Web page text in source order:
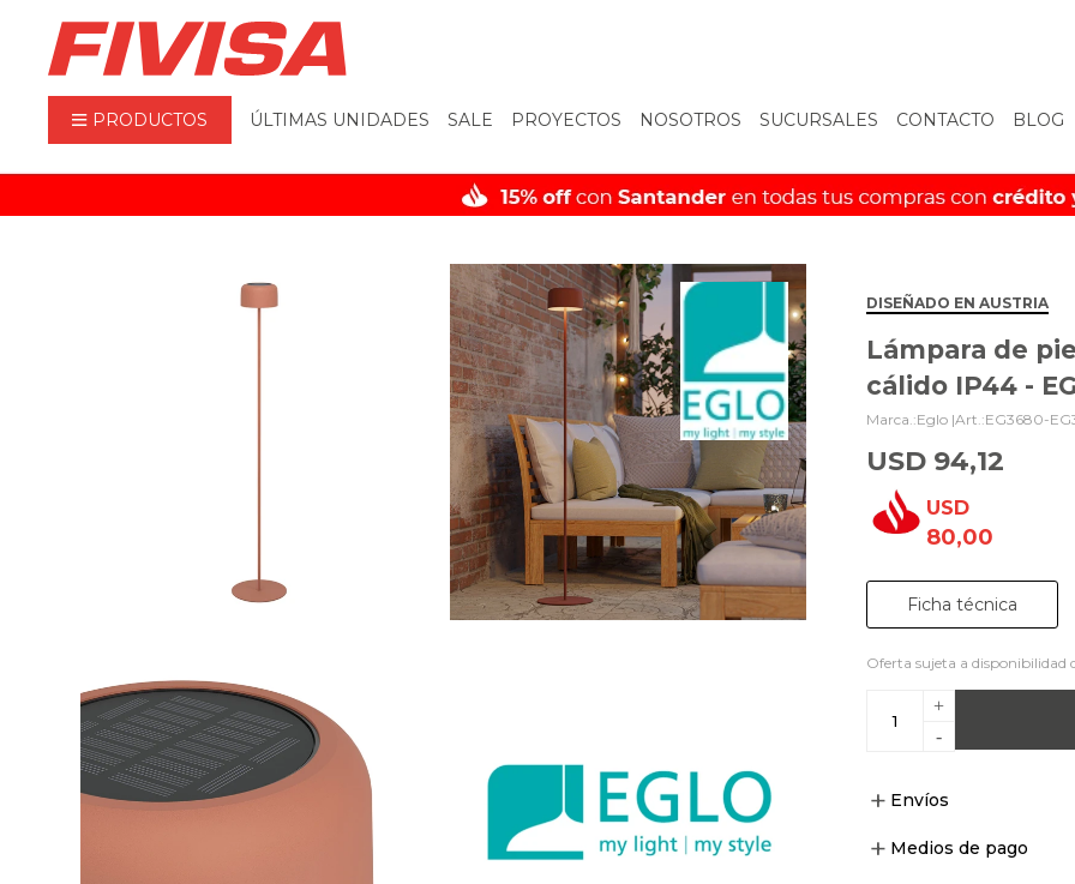
PRODUCTOS ÚLTIMAS UNIDADES SALE PROYECTOS NOSOTROS SUCURSALES CONTACTO BLOG
DISEÑADO EN AUSTRIA
Lámpara de
cálido IP44 -
Eglo | EG3680-
USD 94,12
USD
80,00
Ficha técnica
Oferta sujeta a disponibilidad
+
-
Envíos
Medios de pago